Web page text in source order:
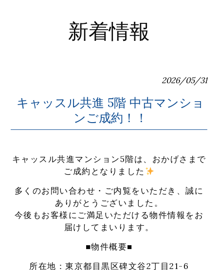
新着情報
2026/05/31
キャッスル共進 5階 中古マンショ
ンご成約！！
キャッスル共進マンション5階は、おかげさまで
ご成約となりました
多くのお問い合わせ・ご内覧をいただき、誠に
ありがとうございました。
今後もお客様にご満足いただける物件情報をお
届けしてまいります。
■物件概要■
所在地：東京都目黒区碑文谷2丁目21-6